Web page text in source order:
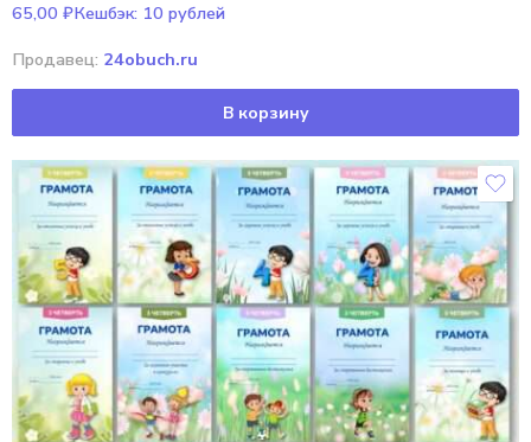
65,00 ₽Кешбэк: 10 рублей
Продавец: 24obuch.ru
В корзину